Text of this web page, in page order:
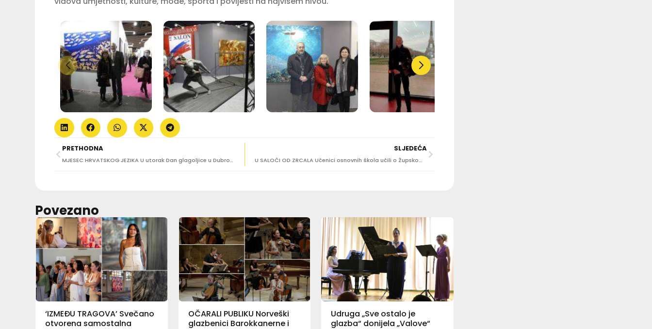
PRETHODNA
MJESEC HRVATSKOG JEZIKA U utorak Dan glagoljice u Dubrovačkim knjižnicama
SLJEDEĆA
U SALOČI OD ZRCALA Učenici osnovnih škola učili o Župskom glagoljskom natpisu
Povezano
‘IZMEĐU TRAGOVA’ Svečano
otvorena samostalna
OČARALI PUBLIKU Norveški
glazbenici Barokkanerne i
Udruga „Sve ostalo je
glazba“ donijela „Valove“